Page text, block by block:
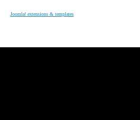
Joomla! extensions & templates